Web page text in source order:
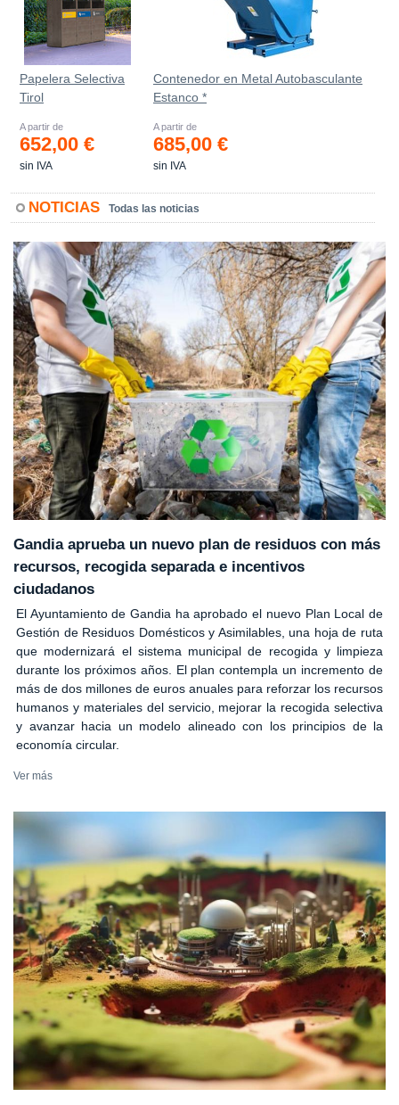
Papelera Selectiva
Tirol
A partir de
652,00 €
sin IVA
Contenedor en Metal Autobasculante
Estanco *
A partir de
685,00 €
sin IVA
NOTICIAS Todas las noticias
Gandia aprueba un nuevo plan de residuos con más
recursos, recogida separada e incentivos
ciudadanos
El Ayuntamiento de Gandia ha aprobado el nuevo Plan Local de
Gestión de Residuos Domésticos y Asimilables, una hoja de ruta
que modernizará el sistema municipal de recogida y limpieza
durante los próximos años. El plan contempla un incremento de
más de dos millones de euros anuales para reforzar los recursos
humanos y materiales del servicio, mejorar la recogida selectiva
y avanzar hacia un modelo alineado con los principios de la
economía circular.
Ver más